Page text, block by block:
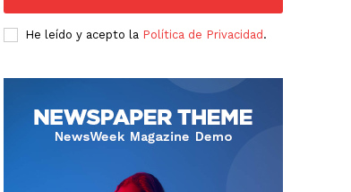
He leído y acepto la Política de Privacidad .